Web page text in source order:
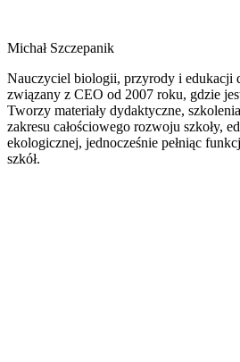
Michał Szczepanik
Nauczyciel biologii, przyrody i edukacji
związany z CEO od 2007 roku, gdzie
Tworzy materiały dydaktyczne,
zakresu całościowego rozwoju szkoły,
ekologicznej, jednocześnie pełniąc
szkół.